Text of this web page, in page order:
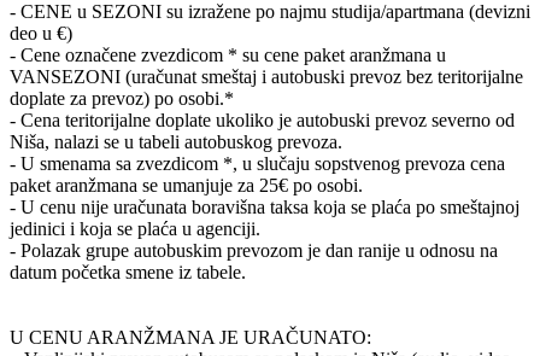
- CENE u SEZONI su izražene po najmu studija/apartmana (devizni
deo u €)
- Cene označene zvezdicom * su cene paket aranžmana u
VANSEZONI (uračunat smeštaj i autobuski prevoz bez teritorijalne
doplate za prevoz) po osobi.*
- Cena teritorijalne doplate ukoliko je autobuski prevoz severno od
Niša, nalazi se u tabeli autobuskog prevoza.
- U smenama sa zvezdicom *, u slučaju sopstvenog prevoza cena
paket aranžmana se umanjuje za 25€ po osobi.
- U cenu nije uračunata boravišna taksa koja se plaća po smeštajnoj
jedinici i koja se plaća u agenciji.
- Polazak grupe autobuskim prevozom je dan ranije u odnosu na
datum početka smene iz tabele.
U CENU ARANŽMANA JE URAČUNATO: